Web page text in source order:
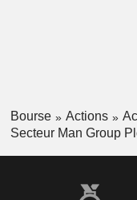
Bourse Actions
Secteur Man Group